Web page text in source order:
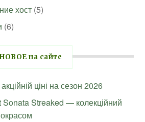
хост (5)
(6)
НОВОЕ на сайте
ціні на сезон 2026
Streaked — колекційний